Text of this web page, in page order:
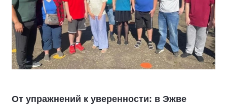
От упражнений к уверенности: в Эжве